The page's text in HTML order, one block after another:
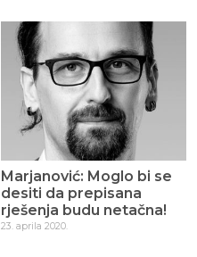
Marjanović: Moglo bi se
desiti da prepisana
rješenja budu netačna!
23. aprila 2020.